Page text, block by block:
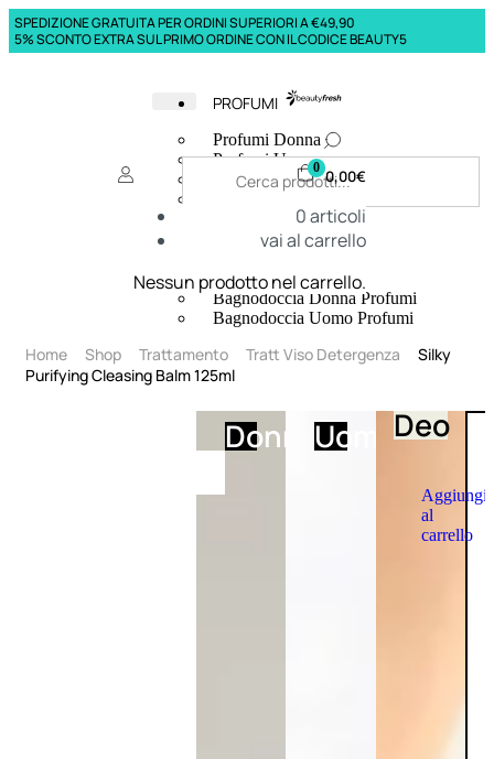
SPEDIZIONE GRATUITA PER ORDINI SUPERIORI A €49,90
5% SCONTO EXTRA SUL PRIMO ORDINE CON IL CODICE BEAUTY5
PROFUMI
Profumi Donna
Profumi Uomo
Deodoranti Donna
Corpo Donna
Corpo Uomo
Creme Mani
Bagnodoccia Donna Profumi
Bagnodoccia Uomo Profumi
DonnaUomoDeo
Aggiungi
al
carrello
0 0,00€
0articoli
vai al carrello
Nessun prodotto nel carrello.
Home Shop Trattamento Tratt Viso Detergenza
Silky
Purifying Cleasing Balm 125ml